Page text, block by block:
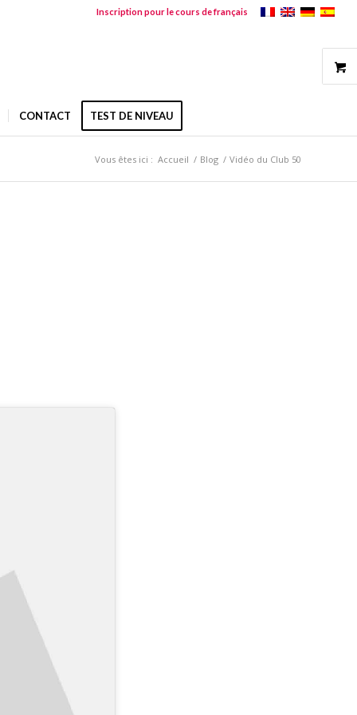
Inscription pour le cours de français
CONTACT TEST DE NIVEAU
Vous êtes ici : Accueil / Blog / Vidéo du Club 50